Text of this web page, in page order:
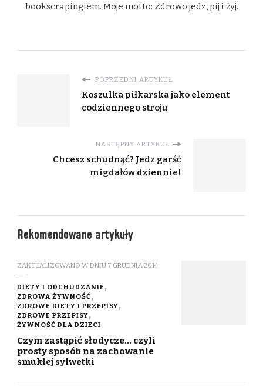
bookscrapingiem. Moje motto: Zdrowo jedz, pij i żyj.
POPRZEDNI ARTYKUŁ
Koszulka piłkarska jako element
codziennego stroju
NASTĘPNY ARTYKUŁ
Chcesz schudnąć? Jedz garść
migdałów dziennie!
Rekomendowane artykuły
ZAKTUALIZOWANO W DNIU 7 GRUDNIA 2014
DIETY I ODCHUDZANIE
ZDROWA ŻYWNOŚĆ
ZDROWE DIETY I PRZEPISY
ZDROWE PRZEPISY
ŻYWNOŚĆ DLA DZIECI
Czym zastąpić słodycze… czyli
prosty sposób na zachowanie
smukłej sylwetki